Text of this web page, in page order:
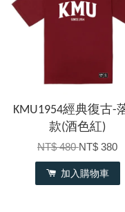
KMU1954經典復古-
款(酒色紅)
NT$ 480NT$ 380
加入購物車